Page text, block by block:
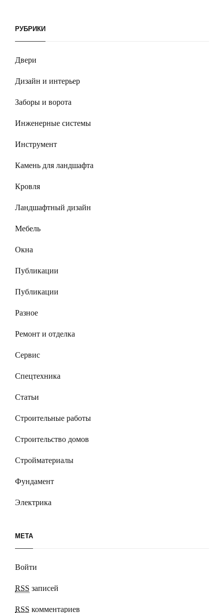
РУБРИКИ
Двери
Дизайн и интерьер
Заборы и ворота
Инженерные системы
Инструмент
Камень для ландшафта
Кровля
Ландшафтный дизайн
Мебель
Окна
Публикации
Публикации
Разное
Ремонт и отделка
Сервис
Спецтехника
Статьи
Строительные работы
Строительство домов
Стройматериалы
Фундамент
Электрика
МЕТА
Войти
RSS записей
RSS комментариев